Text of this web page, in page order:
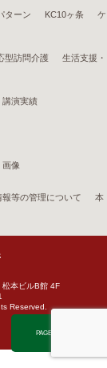
ターン KC10ヶ条
ケ
型訪問介護
生活支援・
講演実績
画像
報等の管理について
本
本ビルB館 4F
Reserved.
PAGE TOP